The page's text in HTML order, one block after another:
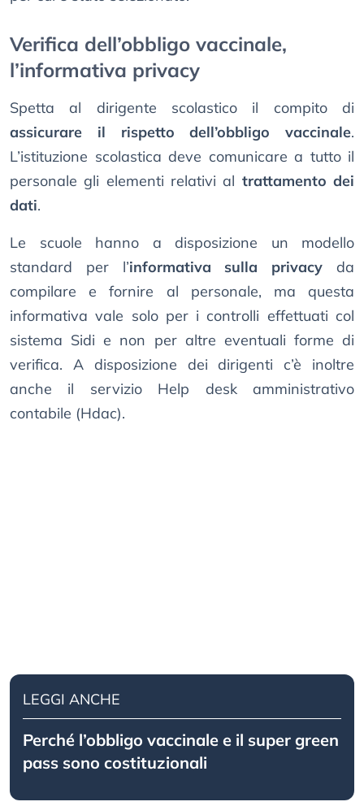
Verifica dell’obbligo vaccinale,
l’informativa privacy
Spetta al dirigente scolastico il compito di
assicurare il rispetto dell’obbligo vaccinale.
L’istituzione scolastica deve comunicare a tutto il
personale gli elementi relativi al trattamento dei
dati.
Le scuole hanno a disposizione un modello
standard per l’informativa sulla privacy da
compilare e fornire al personale, ma questa
informativa vale solo per i controlli effettuati col
sistema Sidi e non per altre eventuali forme di
verifica. A disposizione dei dirigenti c’è inoltre
anche il servizio Help desk amministrativo
contabile (Hdac).
LEGGI ANCHE
Perché l’obbligo vaccinale e il super green
pass sono costituzionali